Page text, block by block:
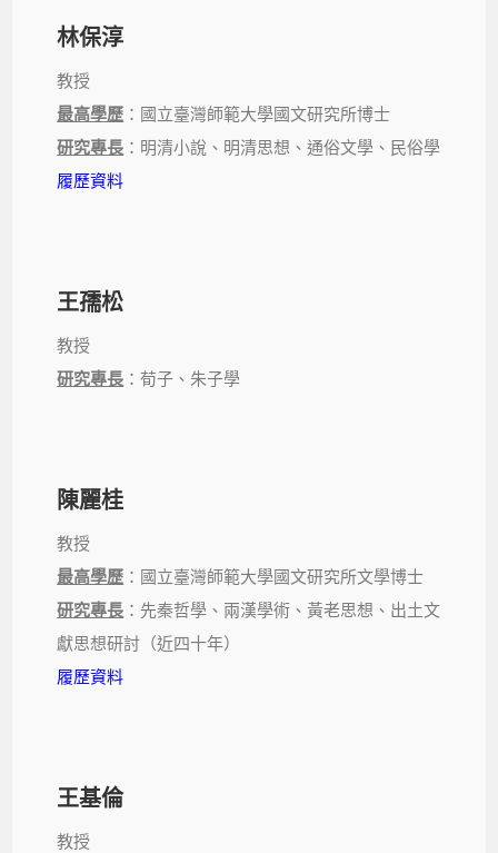
林保淳
教授
最高學歷 ：國立臺灣師範大學國文研究所博士
研究專長 ：明清小說、明清思想、通俗文學、民俗學
履歷資料
王孺松
教授
研究專長 ：荀子、朱子學
陳麗桂
教授
最高學歷 ：國立臺灣師範大學國文研究所文學博士
研究專長 ：先秦哲學、兩漢學術、黃老思想、出土文
獻思想研討（近四十年）
履歷資料
王基倫
教授